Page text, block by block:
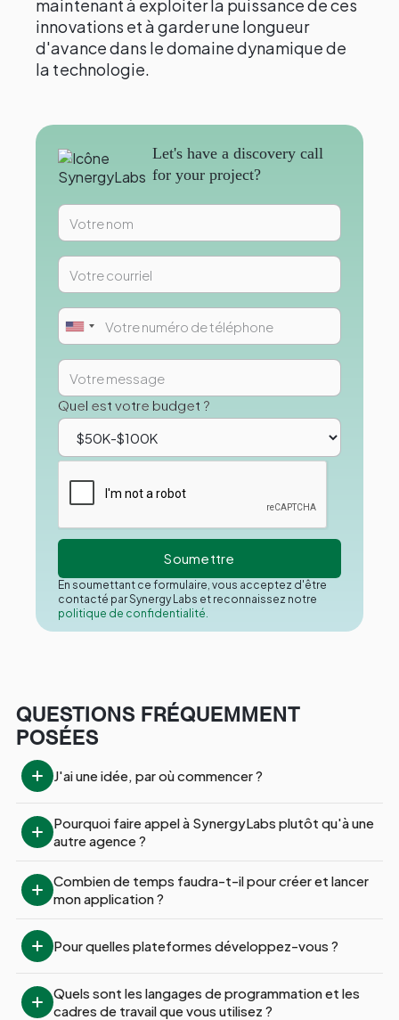
maintenant à exploiter la puissance de ces
innovations et à garder une longueur
d'avance dans le domaine dynamique de
la technologie.
Let's have a discovery call
for your project?
Quel est votre budget ?
En soumettant ce formulaire, vous acceptez d'être
contacté par Synergy Labs et reconnaissez notre
politique de confidentialité.
QUESTIONS FRÉQUEMMENT
POSÉES
J'ai une idée, par où commencer ?
Pourquoi faire appel à SynergyLabs plutôt qu'à une
autre agence ?
Combien de temps faudra-t-il pour créer et lancer
mon application ?
Pour quelles plateformes développez-vous ?
Quels sont les langages de programmation et les
cadres de travail que vous utilisez ?